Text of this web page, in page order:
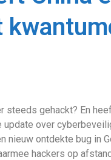
gehackt? En
over
ontdekte bug in
hackers op